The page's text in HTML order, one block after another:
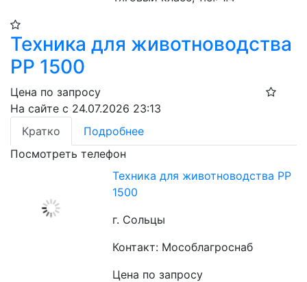
Техника для животноводства
РР 1500
Цена по запросу
На сайте с 24.07.2026 23:13
Кратко
Подробнее
Посмотреть телефон
Техника для животноводства РР
1500
г. Сольцы
Контакт: Мособлагроснаб
Цена по запросу